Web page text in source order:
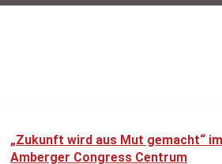
„Zukunft wird aus Mut gemacht“ im
Amberger Congress Centrum